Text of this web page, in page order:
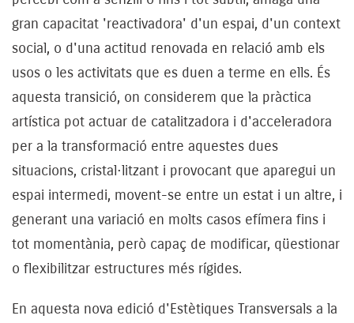
gran capacitat 'reactivadora' d'un espai, d'un context
social, o d'una actitud renovada en relació amb els
usos o les activitats que es duen a terme en ells. És
aquesta transició, on considerem que la pràctica
artística pot actuar de catalitzadora i d'acceleradora
per a la transformació entre aquestes dues
situacions, cristal·litzant i provocant que aparegui un
espai intermedi, movent-se entre un estat i un altre, i
generant una variació en molts casos efímera fins i
tot momentània, però capaç de modificar, qüestionar
o flexibilitzar estructures més rígides.
En aquesta nova edició d'Estètiques Transversals a la